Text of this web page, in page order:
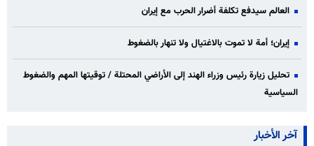
العالم سيدفع تكلفة أضرار الحرب مع إيران
إيران؛ أمة لا تموت بالاغتيال ولا تنهار بالضغوط
تحليل زيارة رئيس وزراء الهند إلى الأراضي المحتلة / توقيتها المهم والضغوط
السياسية
آخر الأخبار